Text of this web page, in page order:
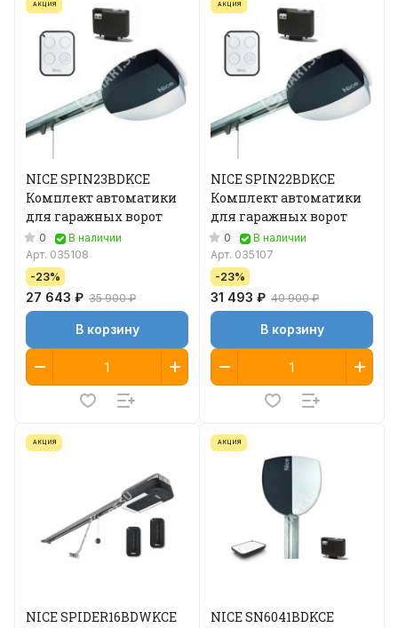
АКЦИЯ
NICE SPIN23BDKCE
Комплект автоматики
для гаражных ворот
0
В наличии
Арт. 035108
-23%
27 643 ₽ 35 900 ₽
В корзину
АКЦИЯ
NICE SPIN22BDKCE
Комплект автоматики
для гаражных ворот
0
В наличии
Арт. 035107
-23%
31 493 ₽ 40 900 ₽
В корзину
АКЦИЯ
NICE SPIDER16BDWKCE
АКЦИЯ
NICE SN6041BDKCE